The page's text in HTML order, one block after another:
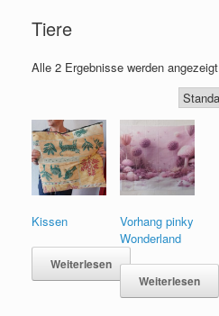
Tiere
Alle 2 Ergebnisse werden angezeigt
Kissen
Weiterlesen
Vorhang pinky
Wonderland
Weiterlesen